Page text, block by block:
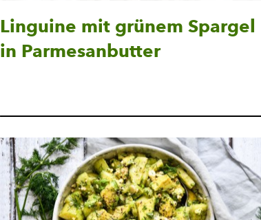
Linguine mit grünem Spargel
in Parmesanbutter